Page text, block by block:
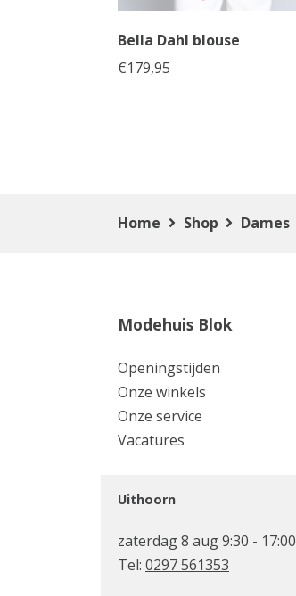
Bella Dahl blouse
€179,95
Home Shop Dames
Modehuis Blok
Openingstijden
Onze winkels
Onze service
Vacatures
Uithoorn
zaterdag 8 aug 9:30 - 17:00
Tel: 0297 561353